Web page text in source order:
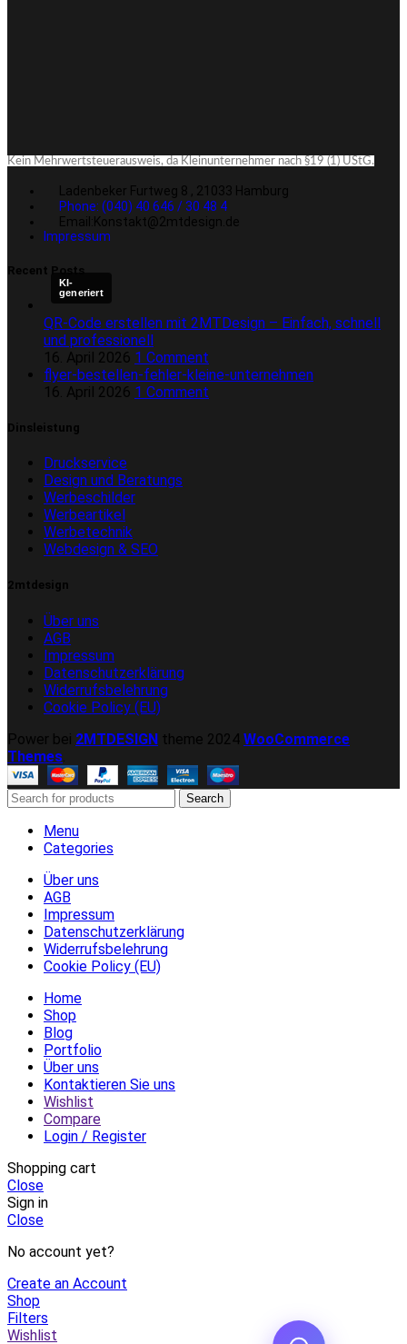
Kein Mehrwertsteuerausweis, da Kleinunternehmer nach §19 (1) UStG.
Ladenbeker Furtweg 8 , 21033 Hamburg
Phone: (040) 40 646 / 30 48 4
Email:Konstakt@2mtdesign.de
Impressum
Recent Posts
KI-
generiert
QR-Code erstellen mit 2MTDesign – Einfach, schnell
und professionell
16. April 2026 1 Comment
flyer-bestellen-fehler-kleine-unternehmen
16. April 2026 1 Comment
Dinsleistung
Druckservice
Design und Beratungs
Werbeschilder
Werbeartikel
Werbetechnik
Webdesign & SEO
2mtdesign
Über uns
AGB
Impressum
Datenschutzerklärung
Widerrufsbelehrung
Cookie Policy (EU)
Power bei 2MTDESIGN theme 2024 WooCommerce
Themes
Search
Menu
Categories
Über uns
AGB
Impressum
Datenschutzerklärung
Widerrufsbelehrung
Cookie Policy (EU)
Home
Shop
Blog
Portfolio
Über uns
Kontaktieren Sie uns
Wishlist
Compare
Login / Register
Shopping cart
Close
Sign in
Close
No account yet?
Create an Account
Shop
Filters
Wishlist